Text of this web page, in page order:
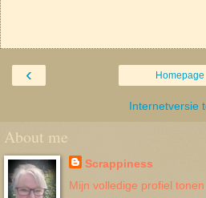
‹ Homepage
Internetversie
About me
Scrappiness
Mijn volledige profiel tonen